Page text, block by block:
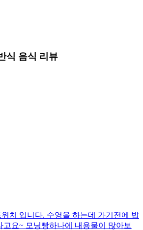
식 음식 리뷰
치 입니다. 수영을 하는데 가기전에 밥
고요~ 모닝빵하나에 내용물이 많아보